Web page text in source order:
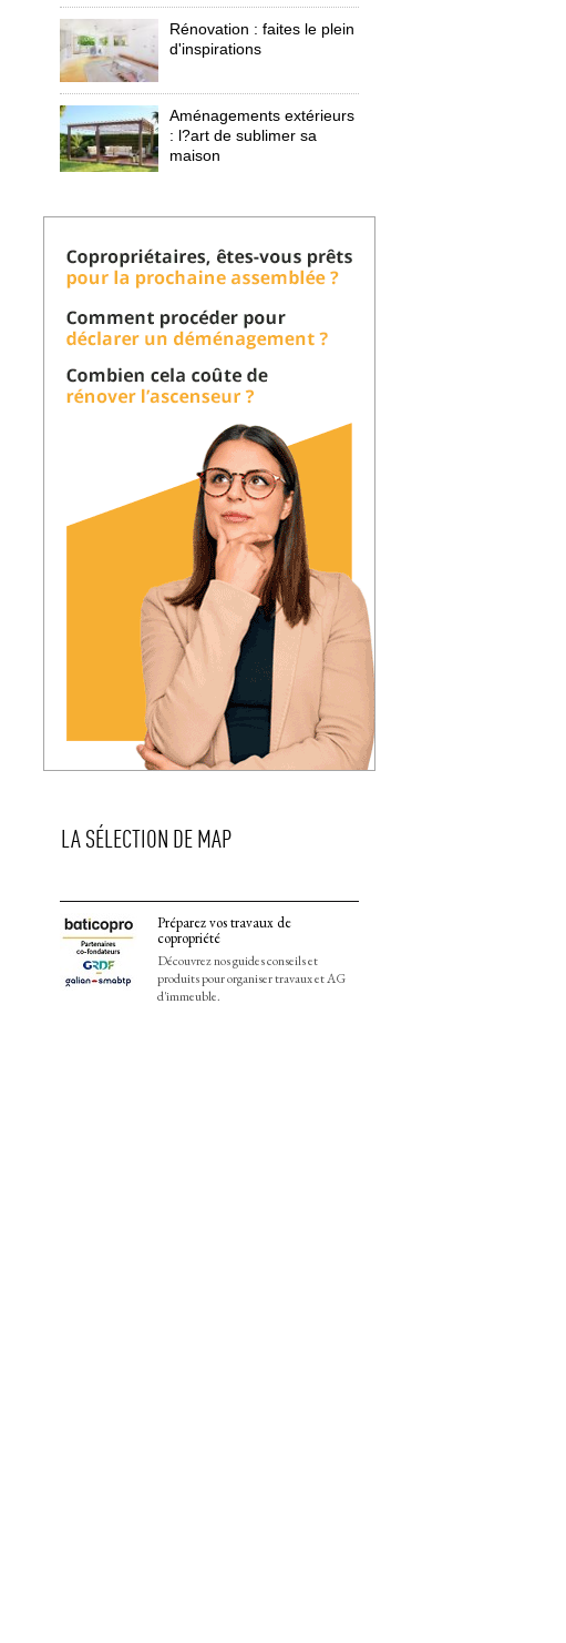
Rénovation : faites le plein
d'inspirations
Aménagements extérieurs
: l?art de sublimer sa
maison
LA SÉLECTION DE MAP
Préparez vos travaux de
copropriété
Découvrez nos guides conseils et
produits pour organiser travaux et AG
d'immeuble.